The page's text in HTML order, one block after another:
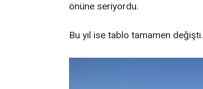
önüne seriyordu.
Bu yıl ise tablo tamamen değişti.